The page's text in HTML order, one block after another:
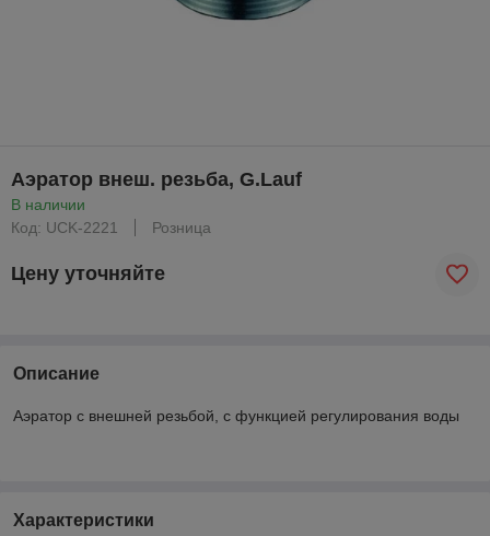
Аэратор внеш. резьба, G.Lauf
В наличии
Код: UCK-2221
Розница
Цену уточняйте
Описание
Аэратор с внешней резьбой, с функцией регулирования воды
Характеристики